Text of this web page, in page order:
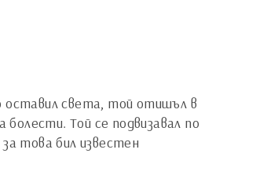
света, той отишъл в
Той се подвизавал по
това бил известен